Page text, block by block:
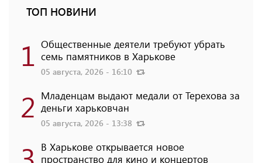
ТОП НОВИНИ
1 Общественные деятели требуют убрать
семь памятников в Харькове
05 августа, 2026 - 16:10
2 Младенцам выдают медали от Терехова за
деньги харьковчан
05 августа, 2026 - 13:38
В Харькове открывается новое
пространство для кино и концертов